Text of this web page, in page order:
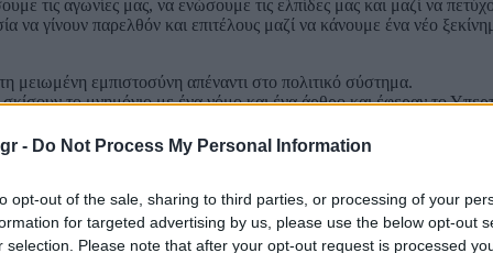
- Do Not Process My Personal Information
opt-out of the sale, sharing to third parties, or processing of your
for targeted advertising by us, please use the below opt-out
selection. Please note that after your opt-out request is processed
τις αγωνίες μας, να ενώσουμε τις ελπίδες μας και μαζί να
γίνουν παρελθόν και επιτέλους μαζί να κάνουμε ένα νέο
μειωμένη εμπιστοσύνη απέναντι στο πολιτικό σύστημα.
το μνημόνιο με ένα νόμο και ένα άρθρο και έφεραν το
και είχαμε χιλιάδες ηλεκτρονικούς πλειστηριασμούς και
σήμερα χιλιάδες δανειολήπτες;
έρχεται μια καλύτερη ζωή, αλλά βιώνει σήμερα τη χειρότερη
και βλέπετε καθημερινά στα νοσοκομεία μας ποια είναι η
μη γίνει απογοήτευση και συμβιβασμός αποχής. Δεν είμαστε
ούτε εξαρτήσεις και φαίνεται καθημερινά από τα